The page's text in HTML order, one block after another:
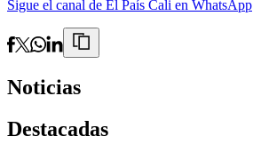
Sigue el canal de El País Cali en WhatsApp
Noticias
Destacadas